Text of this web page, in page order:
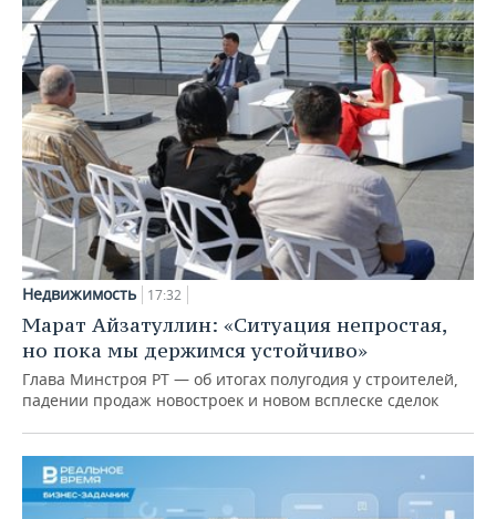
Недвижимость 17:32
Марат Айзатуллин: «Ситуация непростая,
но пока мы держимся устойчиво»
Глава Минстроя РТ — об итогах полугодия у строителей,
падении продаж новостроек и новом всплеске сделок